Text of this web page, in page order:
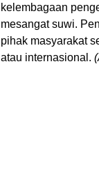
kelembagaan
mesangat suwi.
pihak masyarakat
atau internasional.